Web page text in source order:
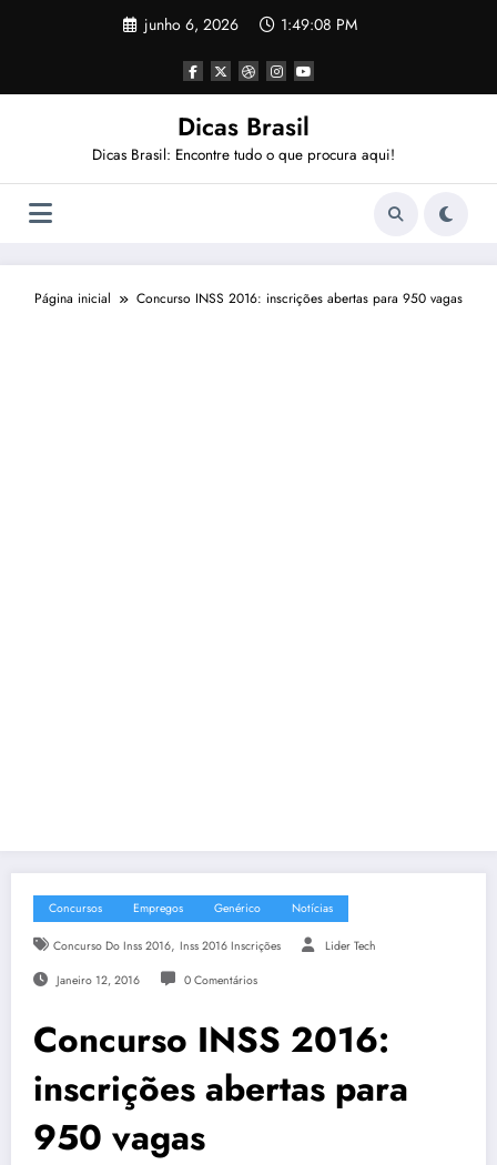
junho 6, 2026 1:49:08 PM
Dicas Brasil
Dicas Brasil: Encontre tudo o que procura aqui!
Página inicial Concurso INSS 2016: inscrições abertas para 950 vagas
Concursos Empregos Genérico Notícias
Concurso Do Inss 2016, Inss 2016 Inscrições Lider Tech
Janeiro 12, 2016 0 Comentários
Concurso INSS 2016:
inscrições abertas para
950 vagas